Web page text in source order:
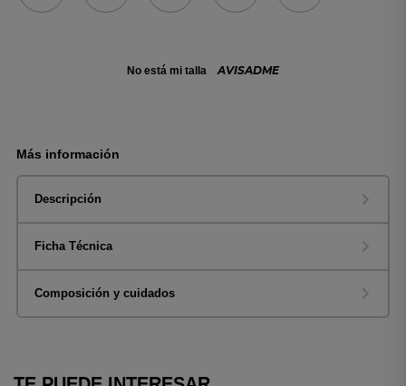
No está mi talla AVISADME
Más información
Descripción
Ficha Técnica
Composición y cuidados